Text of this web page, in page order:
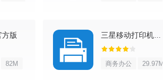
一按就到。
息安全。数据用随机256位AES密钥加密。
方版
82M 商务办公 29.97M